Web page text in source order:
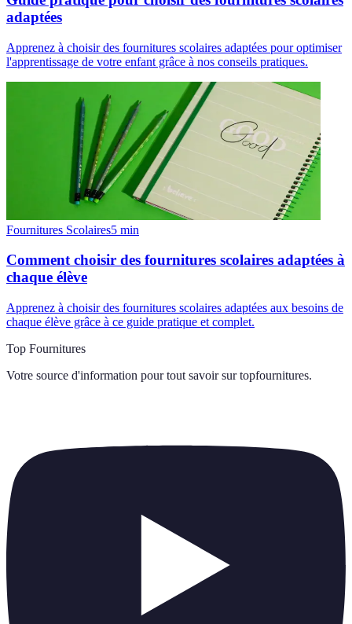
adaptées
Apprenez à choisir des fournitures scolaires adaptées pour optimiser
l'apprentissage de votre enfant grâce à nos conseils pratiques.
Fournitures Scolaires5 min
Comment choisir des fournitures scolaires adaptées à
chaque élève
Apprenez à choisir des fournitures scolaires adaptées aux besoins de
chaque élève grâce à ce guide pratique et complet.
Top Fournitures
Votre source d'information pour tout savoir sur topfournitures.